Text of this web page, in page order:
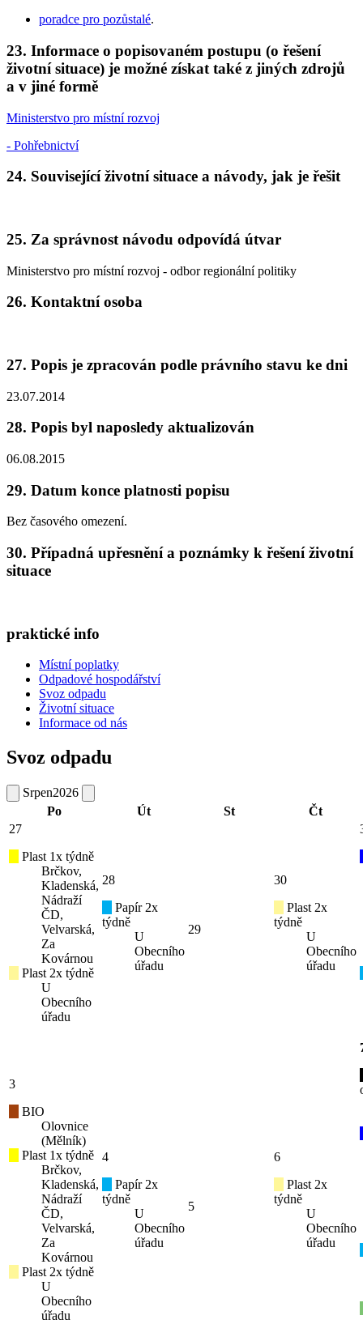
poradce pro pozůstalé.
23. Informace o popisovaném postupu (o řešení
životní situace) je možné získat také z jiných zdrojů
a v jiné formě
Ministerstvo pro místní rozvoj
- Pohřebnictví
24. Související životní situace a návody, jak je řešit
25. Za správnost návodu odpovídá útvar
Ministerstvo pro místní rozvoj - odbor regionální politiky
26. Kontaktní osoba
27. Popis je zpracován podle právního stavu ke dni
23.07.2014
28. Popis byl naposledy aktualizován
06.08.2015
29. Datum konce platnosti popisu
Bez časového omezení.
30. Případná upřesnění a poznámky k řešení životní
situace
praktické info
Místní poplatky
Odpadové hospodářství
Svoz odpadu
Životní situace
Informace od nás
Svoz odpadu
Srpen2026
Po
Út St
Čt
27
Plast 1x týdně
Brčkov,
Kladenská,
Nádraží
ČD,
Velvarská,
Za
Kovárnou
Plast 2x týdně
U
Obecního
úřadu
28
Papír 2x
týdně
U
Obecního
úřadu
29
30
Plast 2x
týdně
U
Obecního
úřadu
3
BIO
Olovnice
(Mělník)
Plast 1x týdně
Brčkov,
Kladenská,
Nádraží
ČD,
Velvarská,
Za
Kovárnou
Plast 2x týdně
U
Obecního
úřadu
4
Papír 2x
týdně
U
Obecního
úřadu
5
6
Plast 2x
týdně
U
Obecního
úřadu